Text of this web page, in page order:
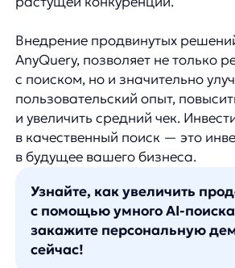
© ООО «Д Технолоджи», 2014-2026
Центра Сколково, Большой б-р, д. 42 стр. 1
ИНН 7 728 492 537
программного обеспечения
any